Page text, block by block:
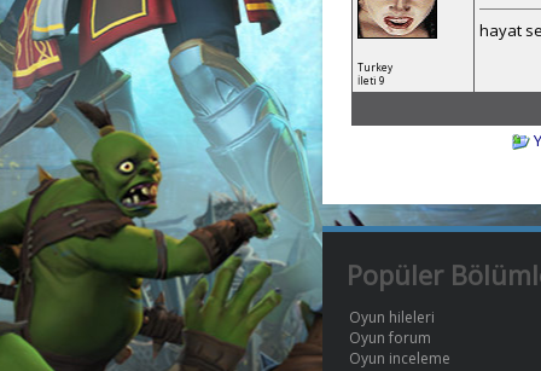
Turkey
İleti 9
hayat
Popüler
Oyun hileleri
Oyun forum
Oyun inceleme